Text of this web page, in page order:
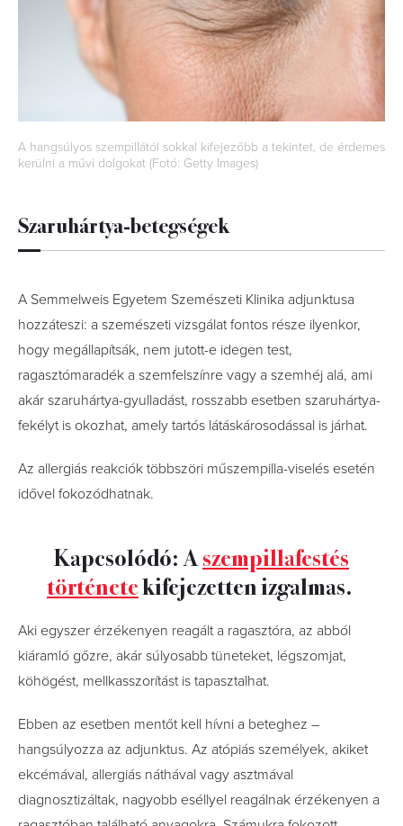
A hangsúlyos szempillától sokkal kifejezőbb a tekintet, de érdemes
kerülni a művi dolgokat (Fotó: Getty Images)
Szaruhártya-betegségek
A Semmelweis Egyetem Szemészeti Klinika adjunktusa
hozzáteszi: a szemészeti vizsgálat fontos része ilyenkor,
hogy megállapítsák, nem jutott-e idegen test,
ragasztómaradék a szemfelszínre vagy a szemhéj alá, ami
akár szaruhártya-gyulladást, rosszabb esetben szaruhártya-
fekélyt is okozhat, amely tartós látáskárosodással is járhat.
Az allergiás reakciók többszöri műszempilla-viselés esetén
idővel fokozódhatnak.
Kapcsolódó: Aszempillafestés
történetekifejezetten izgalmas.
Aki egyszer érzékenyen reagált a ragasztóra, az abból
kiáramló gőzre, akár súlyosabb tüneteket, légszomjat,
köhögést, mellkasszorítást is tapasztalhat.
Ebben az esetben mentőt kell hívni a beteghez –
hangsúlyozza az adjunktus. Az atópiás személyek, akiket
ekcémával, allergiás náthával vagy asztmával
diagnosztizáltak, nagyobb eséllyel reagálnak érzékenyen a